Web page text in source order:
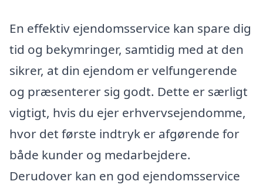
En effektiv ejendomsservice kan spare dig
tid og bekymringer, samtidig med at den
sikrer, at din ejendom er velfungerende
og præsenterer sig godt. Dette er særligt
vigtigt, hvis du ejer erhvervsejendomme,
hvor det første indtryk er afgørende for
både kunder og medarbejdere.
Derudover kan en god ejendomsservice